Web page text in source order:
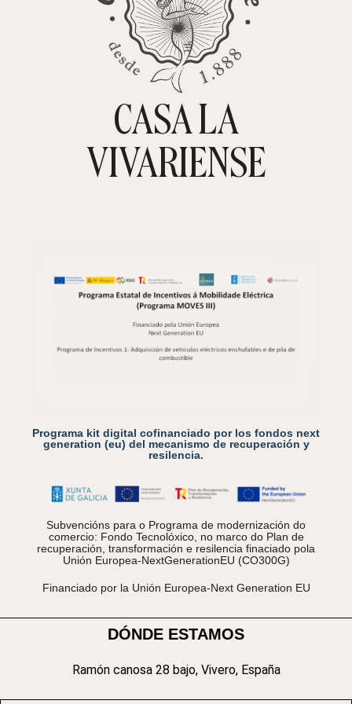
TIENDA ONLINECASA LA
VIVARIENSE
Programa kit digital cofinanciado por los fondos next
generation (eu) del mecanismo de recuperación y
resilencia.
Subvencións para o Programa de modernización do
comercio: Fondo Tecnolóxico, no marco do Plan de
recuperación, transformación e resilencia finaciado pola
Unión Europea-NextGenerationEU (CO300G)
Financiado por la Unión Europea-Next Generation EU
DÓNDE ESTAMOS
Ramón canosa 28 bajo, Vivero, España